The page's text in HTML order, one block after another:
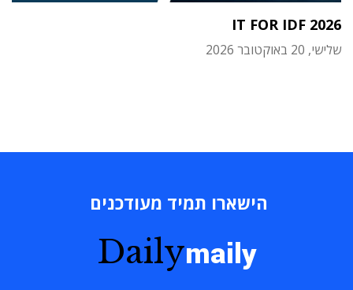
IT FOR IDF 2026
שלישי, 20 באוקטובר 2026
הישארו תמיד מעודכנים
Dailymaily